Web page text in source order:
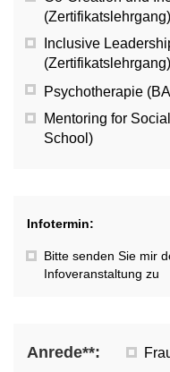
(Zertifikatslehrgang)
Inclusive
(Zertifikatslehrgang)
Psychotherapie
Mentoring for
School)
Bitte senden Sie mir
Infoveranstaltung zu
Infotermin:
Anrede**: